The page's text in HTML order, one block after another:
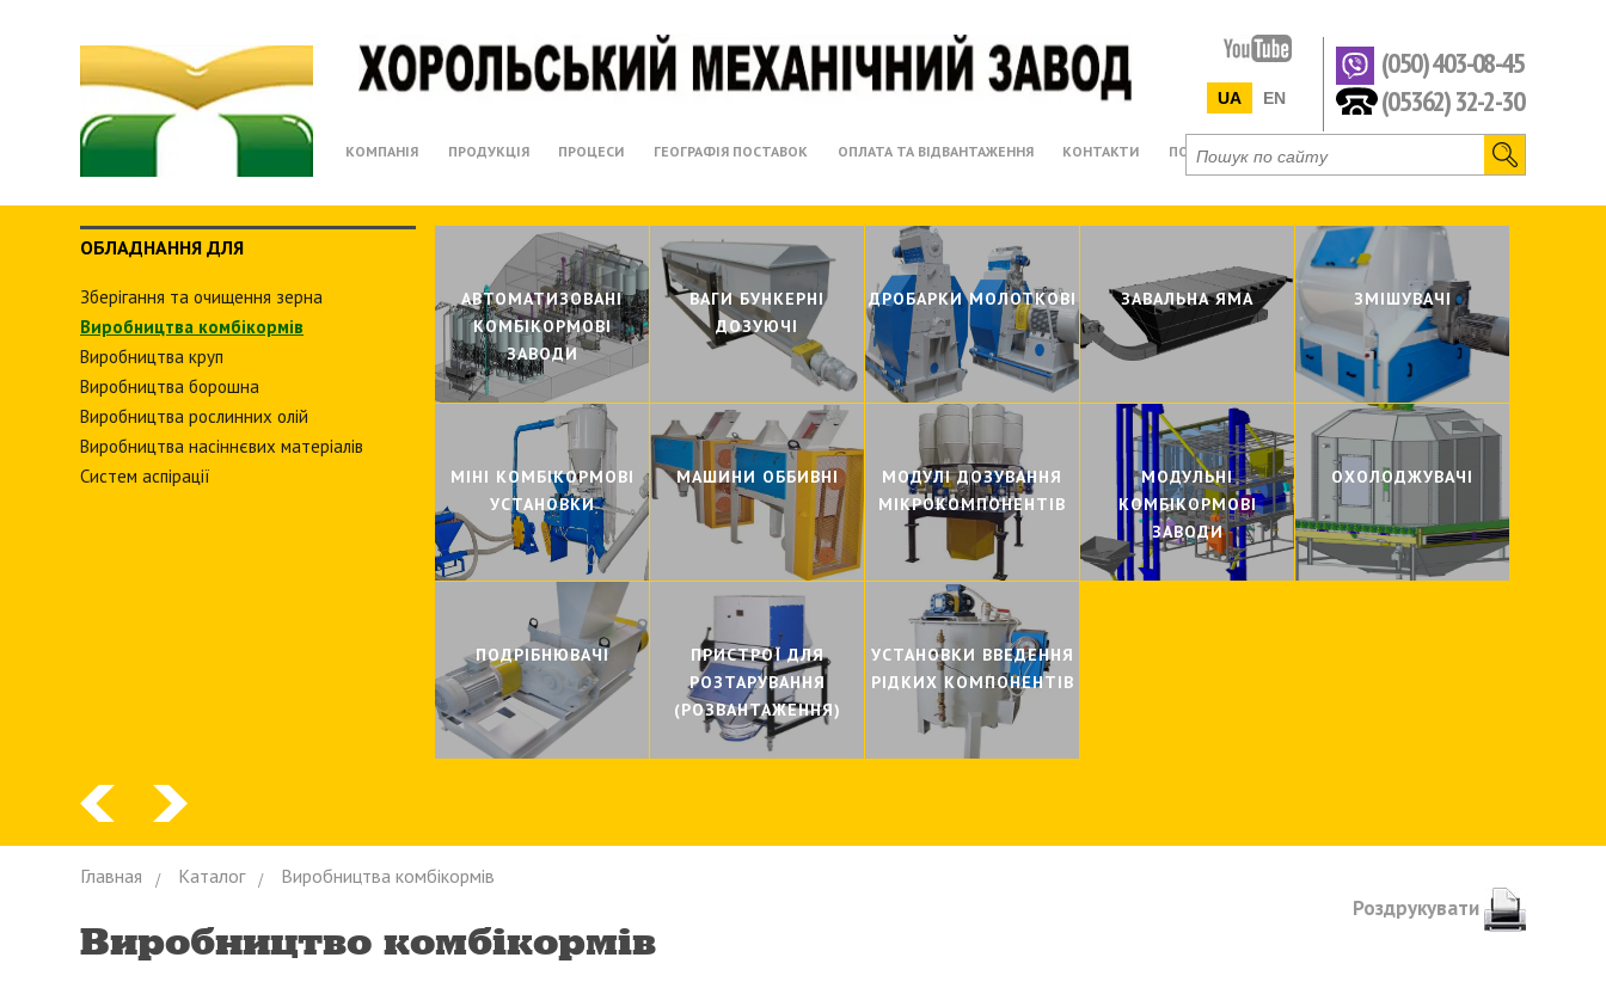
UA EN
(050) 403-08-45
(05362) 32-2-30
КОМПАНІЯ ПРОДУКЦІЯ ПРОЦЕСИ ГЕОГРАФІЯ ПОСТАВОК ОПЛАТА ТА ВІДВАНТАЖЕННЯ КОНТАКТИ ПОСЛУГИ
ОБЛАДНАННЯ ДЛЯ
Зберiгання та очищення зерна
Виробництва комбiкормiв
Виробництва круп
Виробництва борошна
Виробництва рослинних олiй
Виробництва насіннєвих матеріалів
Систем аспiрацiї
АВТОМАТИЗОВАНI
КОМБIКОРМОВI
ЗАВОДИ
ВАГИ БУНКЕРНI
ДОЗУЮЧI
ДРОБАРКИ МОЛОТКОВI ЗАВАЛЬНА ЯМА ЗМIШУВАЧI
МIНI КОМБIКОРМОВI
УСТАНОВКИ
МАШИНИ ОББИВНI
МОДУЛI ДОЗУВАННЯ
МIКРОКОМПОНЕНТIВ
МОДУЛЬНI
КОМБIКОРМОВI
ЗАВОДИ
ОХОЛОДЖУВАЧI
ПОДРIБНЮВАЧI
ПРИСТРОЇ ДЛЯ
РОЗТАРУВАННЯ
(РОЗВАНТАЖЕННЯ)
УСТАНОВКИ ВВЕДЕННЯ
РIДКИХ КОМПОНЕНТIВ
Главная Каталог Виробництва комбiкормiв
Виробництво комбiкормiв
Роздрукувати